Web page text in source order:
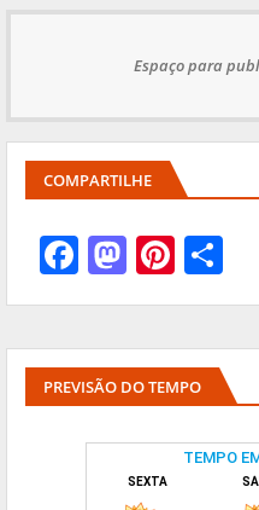
Espaço para
COMPARTILHE
PREVISÃO DO TEMPO